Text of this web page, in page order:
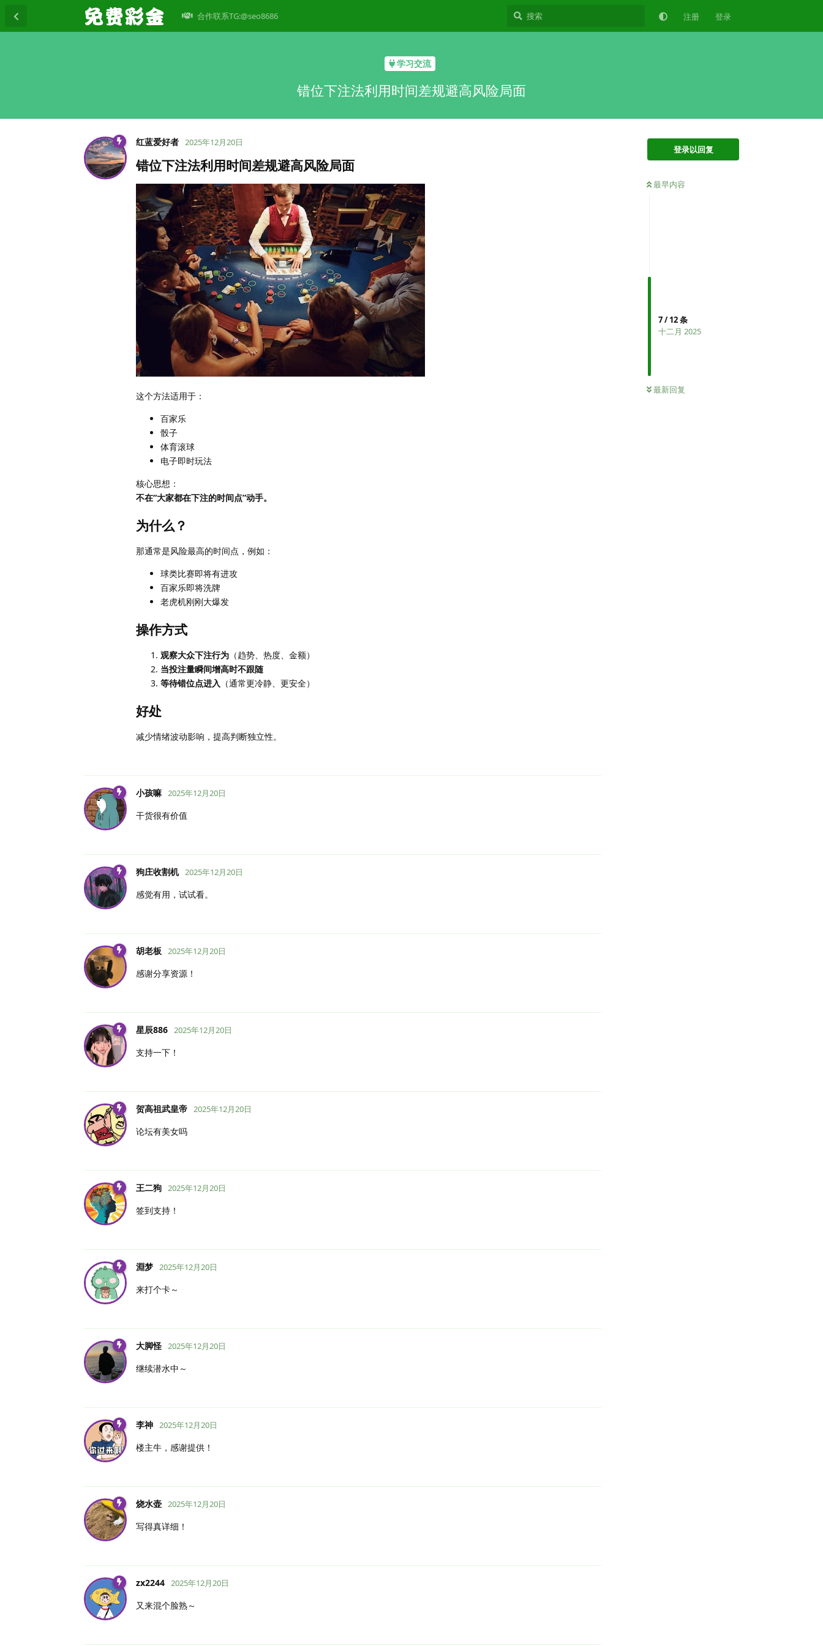
合作联系TG:@seo8686 注册 登录
学习交流
错位下注法利用时间差规避高风险局面
登录以回复
最早内容
7/12条
十二月 2025
最新回复
红蓝爱好者 2025年12月20日
错位下注法利用时间差规避高风险局面
这个方法适用于：
百家乐
骰子
体育滚球
电子即时玩法
核心思想：
不在“大家都在下注的时间点”动手。
为什么？
那通常是风险最高的时间点，例如：
球类比赛即将有进攻
百家乐即将洗牌
老虎机刚刚大爆发
操作方式
观察大众下注行为 （趋势、热度、金额）
当投注量瞬间增高时不跟随
等待错位点进入 （通常更冷静、更安全）
好处
减少情绪波动影响，提高判断独立性。
小孩嘛 2025年12月20日
干货很有价值
狗庄收割机 2025年12月20日
感觉有用，试试看。
胡老板 2025年12月20日
感谢分享资源！
星辰886 2025年12月20日
支持一下！
贺高祖武皇帝 2025年12月20日
论坛有美女吗
王二狗 2025年12月20日
签到支持！
淵梦 2025年12月20日
来打个卡～
大脚怪 2025年12月20日
继续潜水中～
李神 2025年12月20日
楼主牛，感谢提供！
烧水壶 2025年12月20日
写得真详细！
zx2244 2025年12月20日
又来混个脸熟～